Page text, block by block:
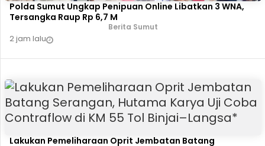
Polda Sumut Ungkap Penipuan Online Libatkan 3 WNA,
Tersangka Raup Rp 6,7 M
Berita Sumut
2 jam lalu
Lakukan Pemeliharaan Oprit Jembatan Batang